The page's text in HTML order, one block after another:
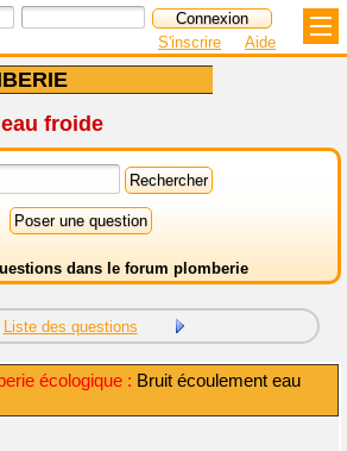
S'inscrire Aide
froide
dans le forum plomberie
Liste des questions
écologique : Bruit écoulement eau